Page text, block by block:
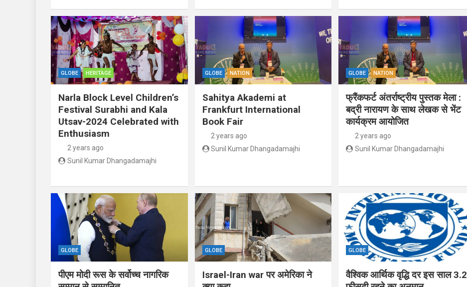
GLOBE HERITAGE
Narla Block Level Children’s
Festival Surabhi and Kala
Utsav-2024 Celebrated with
Enthusiasm
2 years ago
Sunil Kumar Dhangadamajhi
GLOBE NATION
Sahitya Akademi at
Frankfurt International
Book Fair
2 years ago
Sunil Kumar Dhangadamajhi
GLOBE NATION
फ्रैंकफर्ट अंतर्राष्ट्रीय पुस्तक मेला :
बद्री नारायण के साथ लेखक से भेंट
कार्यक्रम आयोजित
2 years ago
Sunil Kumar Dhangadamajhi
GLOBE
पीएम मोदी रूस के सर्वोच्च नागरिक
GLOBE
Israel-Iran war पर अमेरिका ने
GLOBE
वैश्विक आर्थिक वृद्धि दर इस साल 3.2